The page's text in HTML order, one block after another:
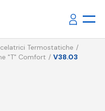
Termostatiche
"T" Comfort
V38.03